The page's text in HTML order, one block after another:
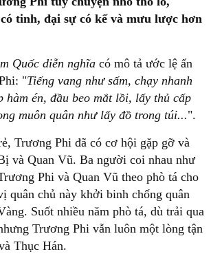
tinh, đại sự có kế và mưu lược hơn
Quốc diễn nghĩa có mô tả ước lệ ấn
"Tiếng vang như sấm, chạy nhanh
hàm én, đầu beo mắt lồi, lấy thủ cấp
muôn quân như lấy đồ trong túi...".
Trương Phi đã có cơ hội gặp gỡ và
và Quan Vũ. Ba người coi nhau như
Phi và Quan Vũ theo phò tá cho
quân chủ này khởi binh chống quân
Suốt nhiều năm phò tá, dù trải qua
Trương Phi vẫn luôn một lòng tận
Thục Hán.